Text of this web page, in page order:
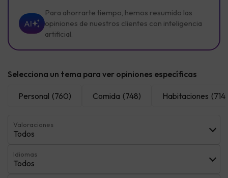
AI
Para ahorrarte tiempo, hemos resumido las
opiniones de nuestros clientes con inteligencia
artificial.
Selecciona un tema para ver opiniones específicas
Personal (760) Comida (748) Habitaciones (714)
Valoraciones
Todos
Idiomas
Todos